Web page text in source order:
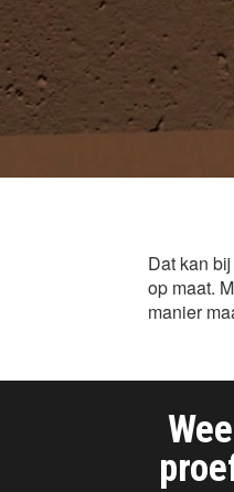
Dat kan
op maat.
manier